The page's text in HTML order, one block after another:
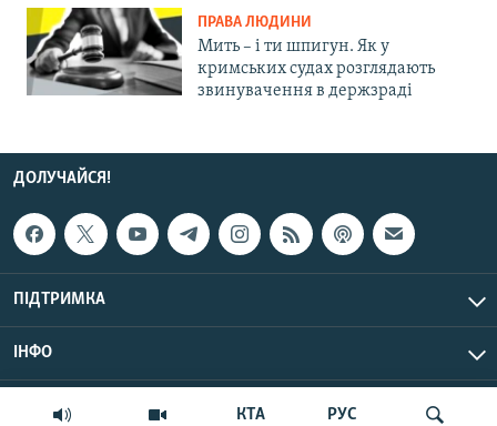
КТА РУС
ПРАВА ЛЮДИНИ
Мить – і ти шпигун. Як у
кримських судах розглядають
звинувачення в держзраді
ДОЛУЧАЙСЯ!
ПІДТРИМКА
ІНФО
© Крим.Реалії, 2026 | Усі права застережено.